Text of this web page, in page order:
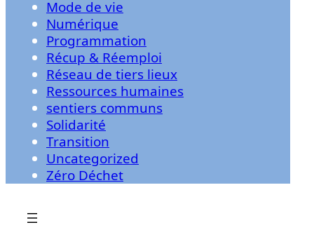
Mode de vie
Numérique
Programmation
Récup & Réemploi
Réseau de tiers lieux
Ressources humaines
sentiers communs
Solidarité
Transition
Uncategorized
Zéro Déchet